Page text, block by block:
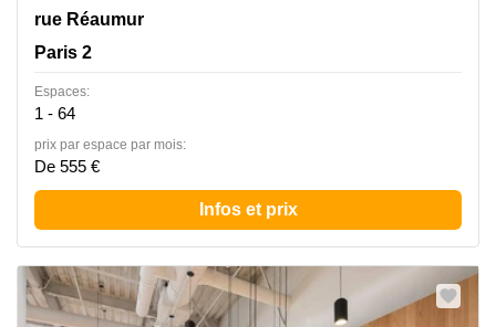
124 rue Réaumur, Paris 2
rue Réaumur
Paris 2
Espaces:
1 - 64
prix par espace par mois:
De 555 €
Infos et prix